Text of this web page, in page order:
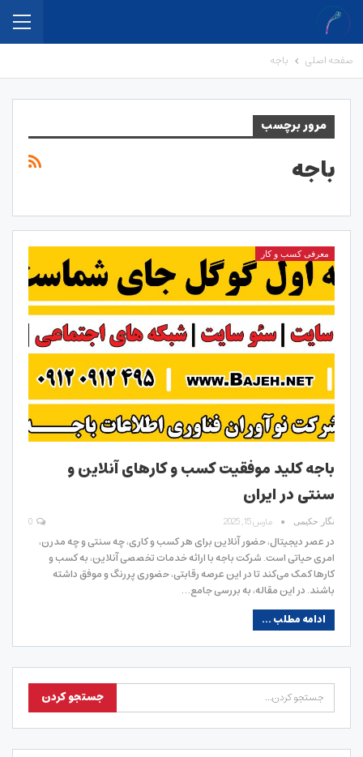
صفحه اصلی باجه
مرور برچسب
باجه
معرفی کسب و کار
باجه کلید موفقیت کسب و کارهای آنلاین و
سنتی در ایران
نگار حکیمی مارس 15, 2025
در عصر دیجیتال، حضور آنلاین برای هر کسب و کاری، چه سنتی و چه مدرن،
امری حیاتی است. شرکت باجه با ارائه خدمات تخصصی آنلاین، به کسب و
کارها کمک می‌کند تا در این عرصه رقابتی، حضوری پررنگ و موفق داشته
باشند. در این مقاله، به بررسی جامع…
ادامه مطلب ...